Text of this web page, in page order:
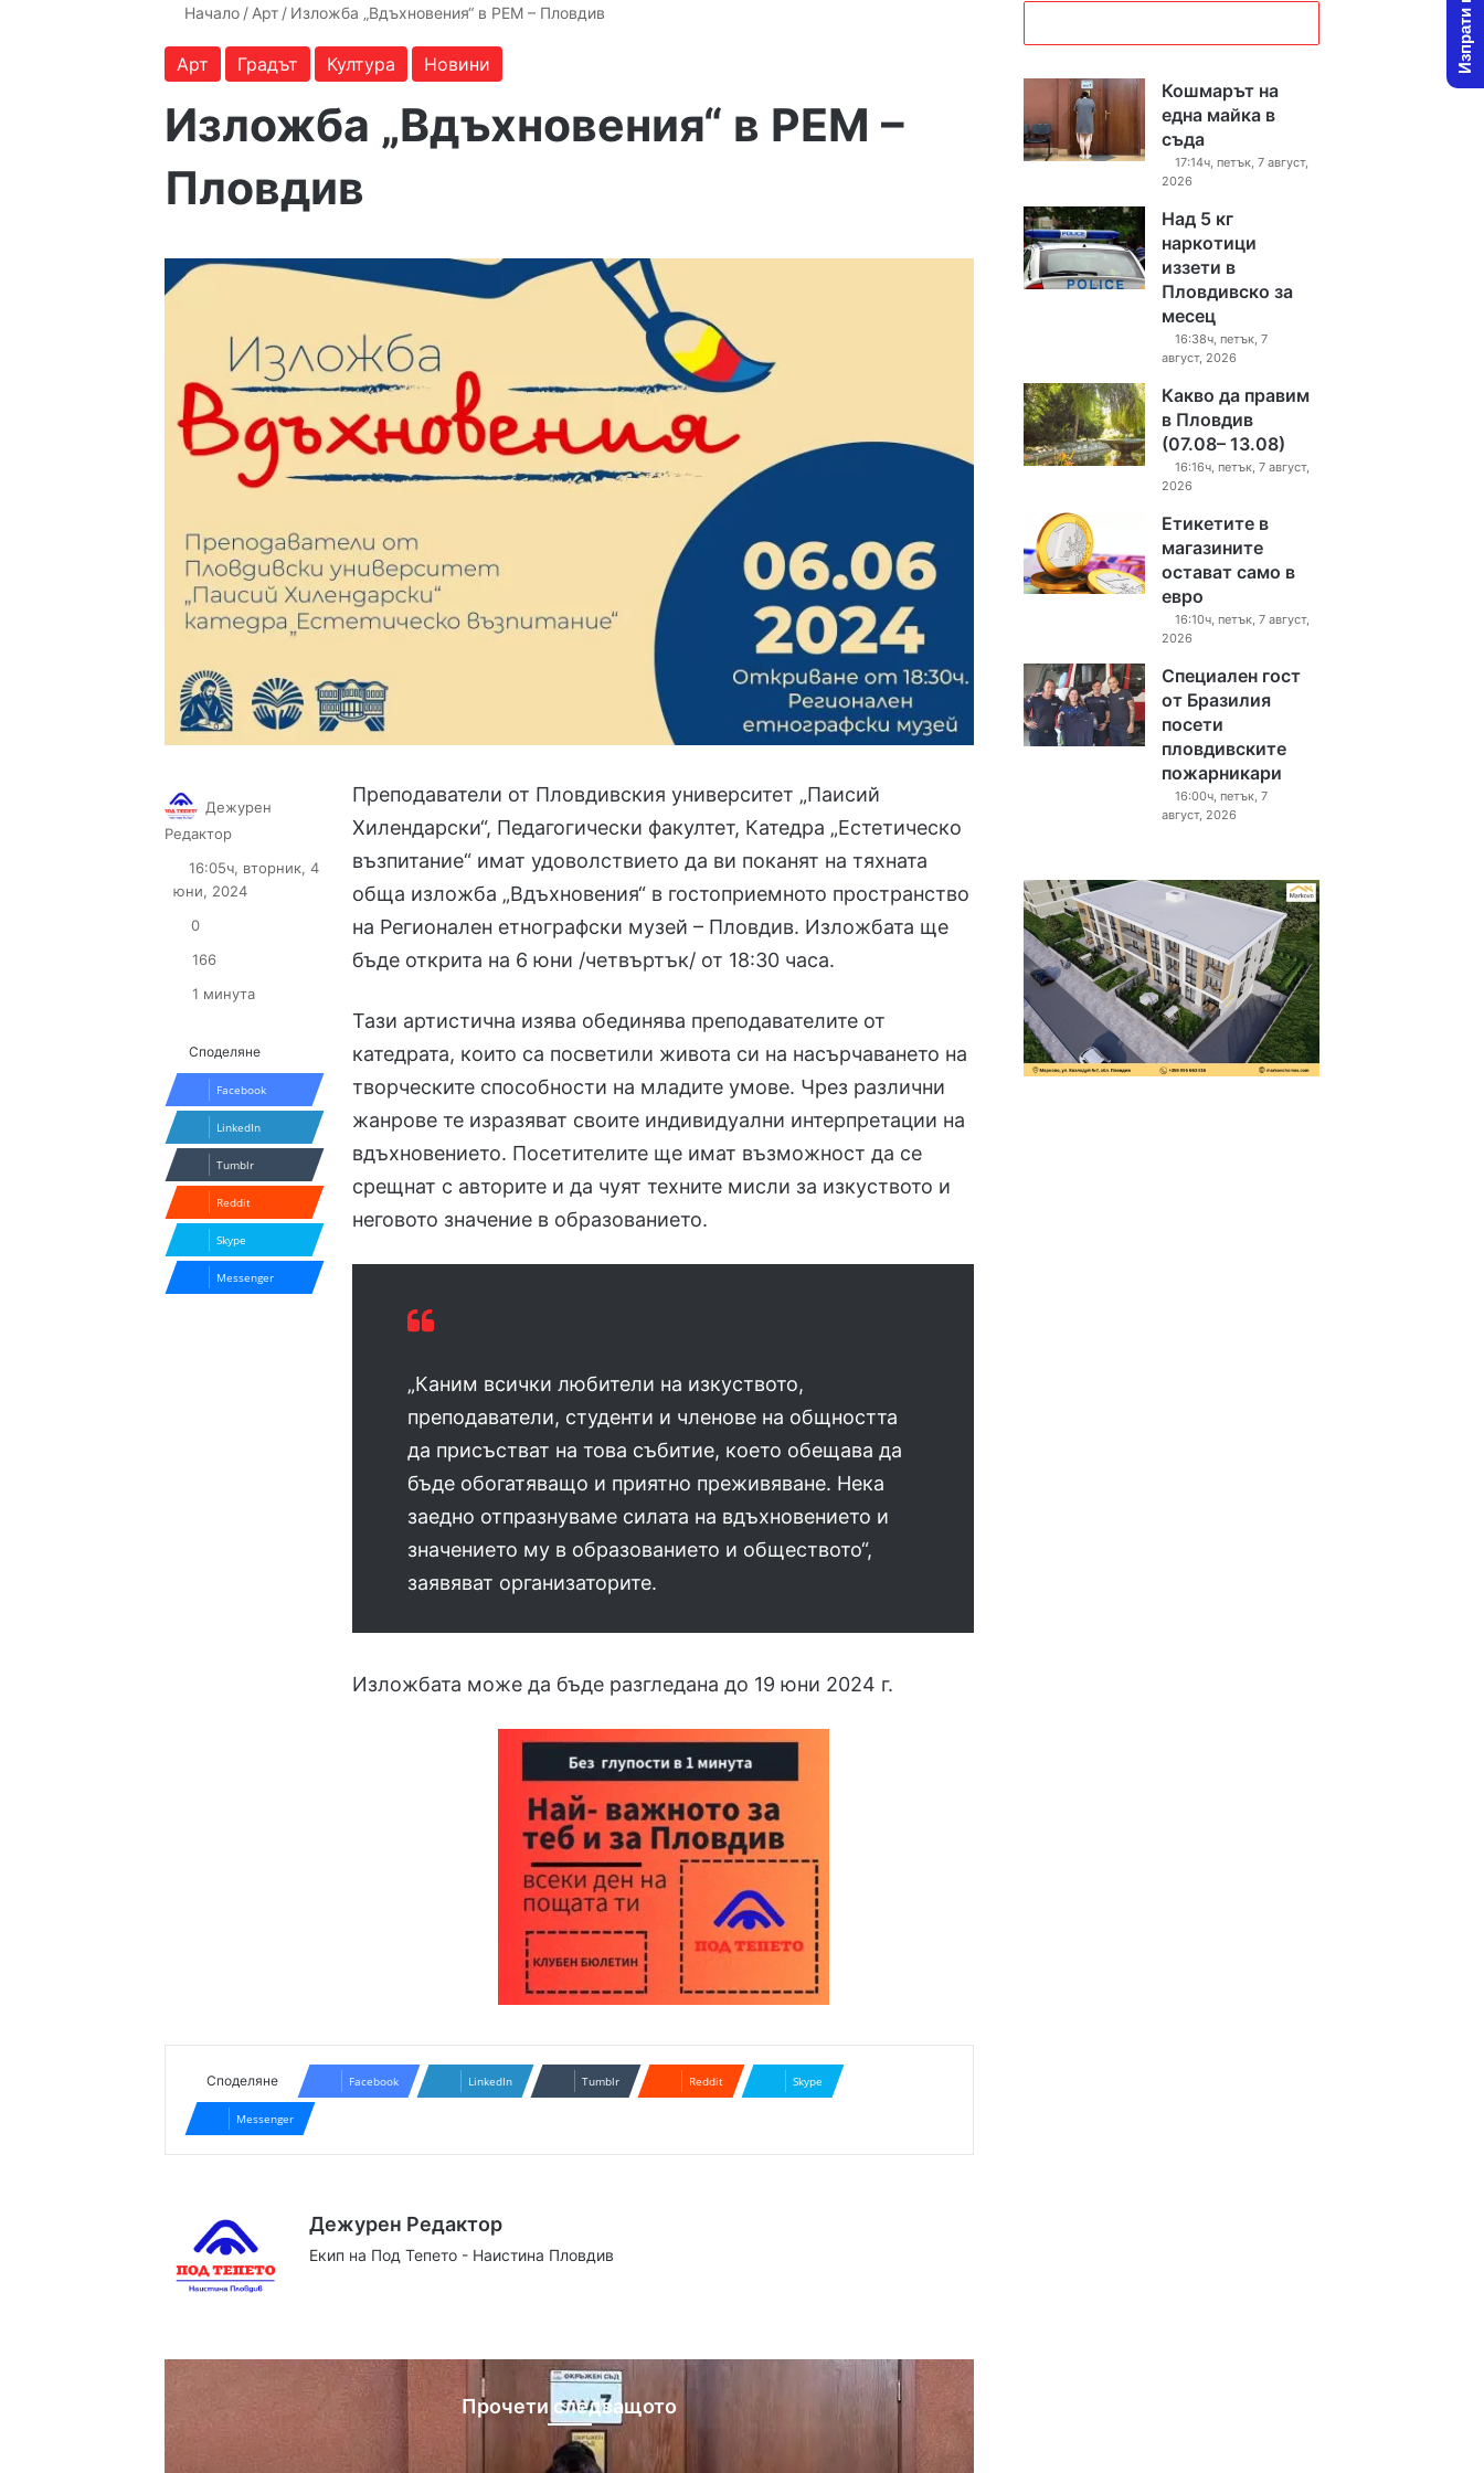
Начало / Арт / Изложба „Вдъхновения“ в РЕМ – Пловдив
Арт Градът Култура Новини
Изложба „Вдъхновения“ в РЕМ –
Пловдив
Преподаватели от Пловдивския университет „Паисий
Хилендарски“, Педагогически факултет, Катедра „Естетическо
възпитание“ имат удоволствието да ви поканят на тяхната
обща изложба „Вдъхновения“ в гостоприемното пространство
на Регионален етнографски музей – Пловдив. Изложбата ще
бъде открита на 6 юни /четвъртък/ от 18:30 часа.
Тази артистична изява обединява преподавателите от
катедрата, които са посветили живота си на насърчаването на
творческите способности на младите умове. Чрез различни
жанрове те изразяват своите индивидуални интерпретации на
вдъхновението. Посетителите ще имат възможност да се
срещнат с авторите и да чуят техните мисли за изкуството и
неговото значение в образованието.
„Каним всички любители на изкуството,
преподаватели, студенти и членове на общността
да присъстват на това събитие, което обещава да
бъде обогатяващо и приятно преживяване. Нека
заедно отпразнуваме силата на вдъхновението и
значението му в образованието и обществото“,
заявяват организаторите.
Изложбата може да бъде разгледана до 19 юни 2024 г.
Дежурен
Редактор
X email
16:05ч, вторник, 4
юни, 2024
0
166
1 минута
Споделяне
Facebook
LinkedIn
Tumblr
Reddit
Skype
Messenger
Споделяне Facebook LinkedIn Tumblr Reddit Skype
Messenger
Дежурен Редактор
Екип на Под Тепето - Наистина Пловдив
Прочети следващото
Кошмарът на
една майка в
съда
17:14ч, петък, 7 август,
2026
Над 5 кг
наркотици
иззети в
Пловдивско за
месец
16:38ч, петък, 7
август, 2026
Какво да правим
в Пловдив
(07.08– 13.08)
16:16ч, петък, 7 август,
2026
Етикетите в
магазините
остават само в
евро
16:10ч, петък, 7 август,
2026
Специален гост
от Бразилия
посети
пловдивските
пожарникари
16:00ч, петък, 7
август, 2026